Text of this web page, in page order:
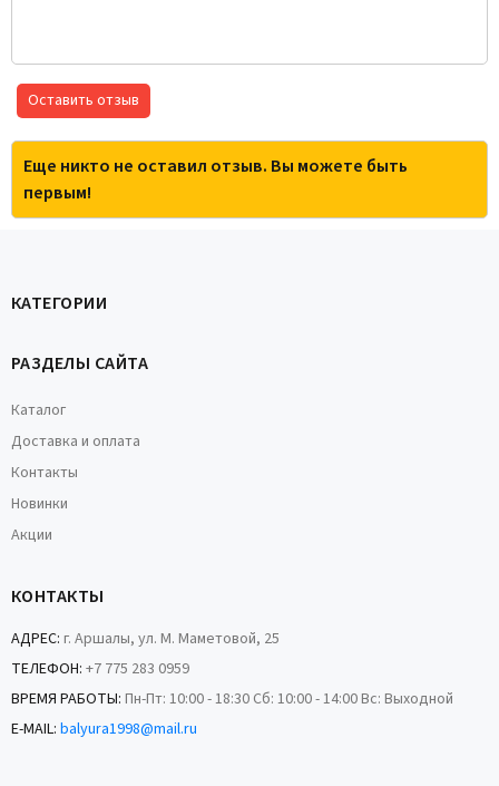
Оставить отзыв
Еще никто не оставил отзыв. Вы можете быть
первым!
КАТЕГОРИИ
РАЗДЕЛЫ САЙТА
Каталог
Доставка и оплата
Контакты
Новинки
Акции
КОНТАКТЫ
АДРЕС: г. Аршалы, ул. М. Маметовой, 25
ТЕЛЕФОН: +7 775 283 0959
ВРЕМЯ РАБОТЫ: Пн-Пт: 10:00 - 18:30 Сб: 10:00 - 14:00 Вс: Выходной
E-MAIL: balyura1998@mail.ru